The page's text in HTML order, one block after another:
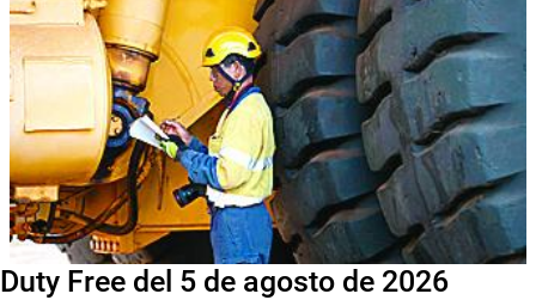
Duty Free del 5 de agosto de 2026